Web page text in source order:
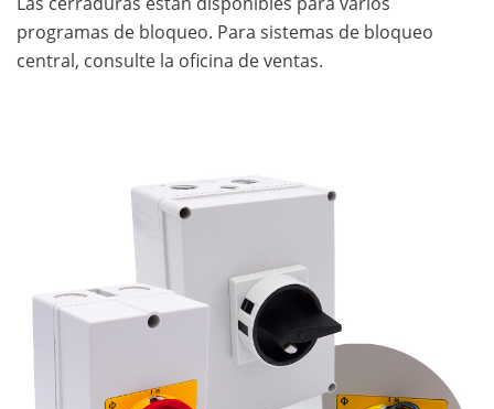
programas de bloqueo. Para sistemas de bloqueo
central, consulte la oficina de ventas.